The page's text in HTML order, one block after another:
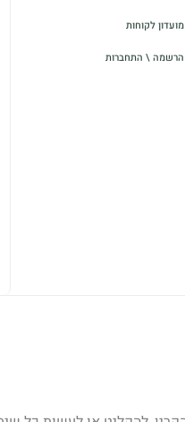
מועדון לקוחות
הרשמה \ התחברות